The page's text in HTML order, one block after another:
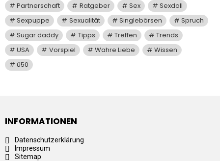
Partnerschaft
Ratgeber Sex
Sexdoll
Sexpuppe
Sexualität Singlebörsen
Spruch
Sugar daddy
Tipps Treffen
Trends
USA
Vorspiel Wahre Liebe
Wissen
ü50
INFORMATIONEN
Datenschutzerklärung
Impressum
Sitemap